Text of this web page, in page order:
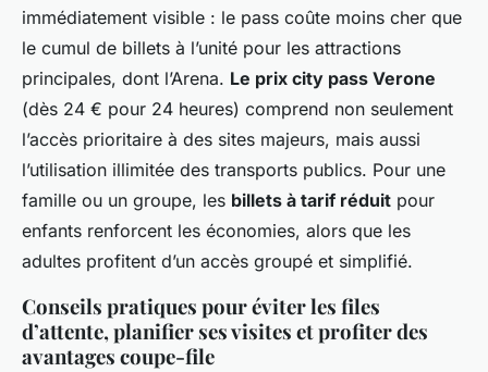
immédiatement visible : le pass coûte moins cher que
le cumul de billets à l’unité pour les attractions
principales, dont l’Arena. Le prix city pass Verone
(dès 24 € pour 24 heures) comprend non seulement
l’accès prioritaire à des sites majeurs, mais aussi
l’utilisation illimitée des transports publics. Pour une
famille ou un groupe, les billets à tarif réduit pour
enfants renforcent les économies, alors que les
adultes profitent d’un accès groupé et simplifié.
Conseils pratiques pour éviter les files
d’attente, planifier ses visites et profiter des
avantages coupe-file